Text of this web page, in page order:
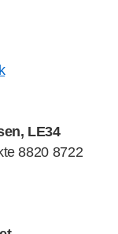
LE34
8820 8722